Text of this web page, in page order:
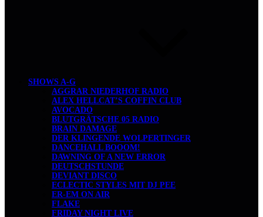
SHOWS A-G
AGGRAR NIEDERHOF RADIO
ALEX HELLCAT’S COFFIN CLUB
AVOCADO
BLUTGRÄTSCHE 05 RADIO
BRAIN DAMAGE
DER KLINGENDE WOLPERTINGER
DANCEHALL BOOOM!
DAWNING OF A NEW ERROR
DEUTSCHSTUNDE
DEVIANT DISCO
ECLECTIC STYLES MIT DJ PEE
ER-EM ON AIR
FLAKE
FRIDAY NIGHT LIVE